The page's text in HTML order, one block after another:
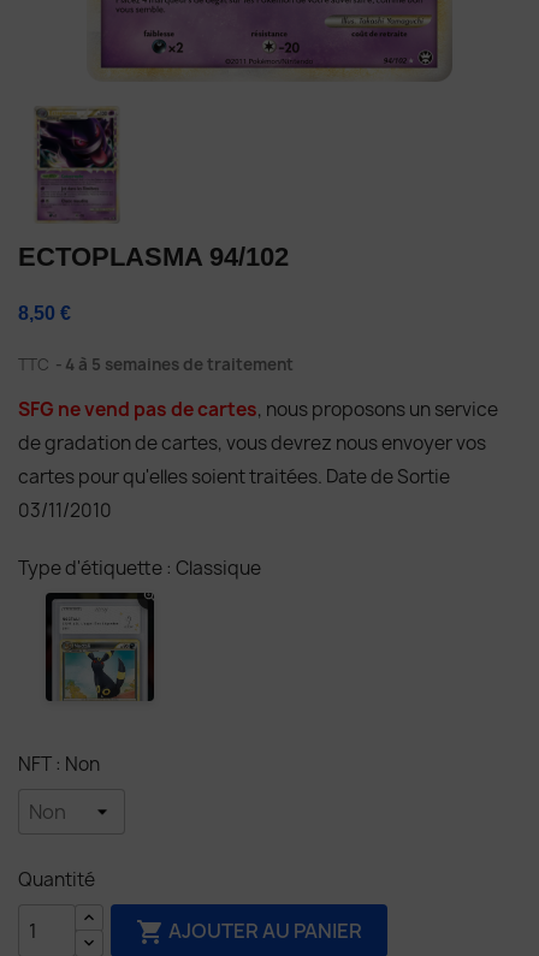
ECTOPLASMA 94/102
8,50 €
TTC 4 à 5 semaines de traitement
SFG ne vend pas de cartes, nous proposons un service
de gradation de cartes, vous devrez nous envoyer vos
cartes pour qu'elles soient traitées. Date de Sortie
03/11/2010
Type d'étiquette : Classique
NFT : Non
Quantité
 AJOUTER AU PANIER